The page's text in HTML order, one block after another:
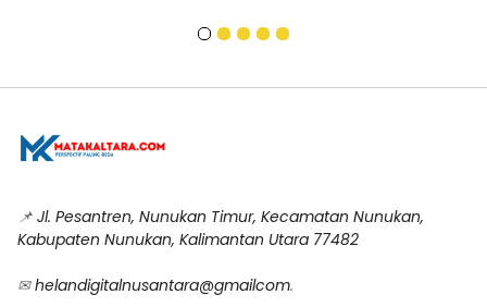
📌 Jl. Pesantren, Nunukan Timur, Kecamatan Nunukan,
Kabupaten Nunukan, Kalimantan Utara 77482
✉ helandigitalnusantara@gmailcom.